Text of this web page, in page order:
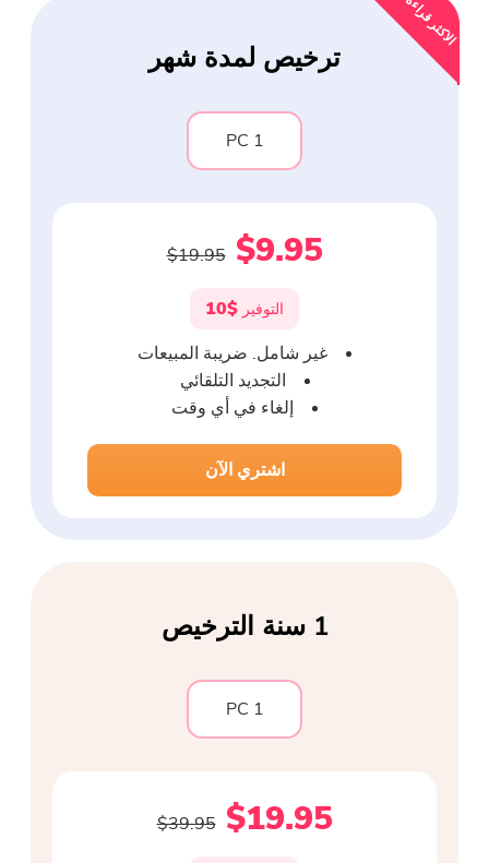
تدريب عبر الأنترنات
محرر فيديو مجانا
الاكثر قراءة
ترخيص لمدة شهر
1 PC
$9.95
$19.95
التوفير $10
غير شامل. ضريبة المبيعات
التجديد التلقائي
إلغاء في أي وقت
اشتري الآن
1 سنة الترخيص
1 PC
$19.95
$39.95